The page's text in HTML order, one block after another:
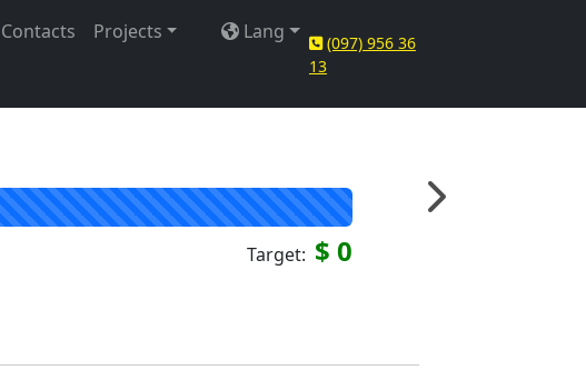
Contacts Projects Lang
(097) 956 36
13
Target: $ 0